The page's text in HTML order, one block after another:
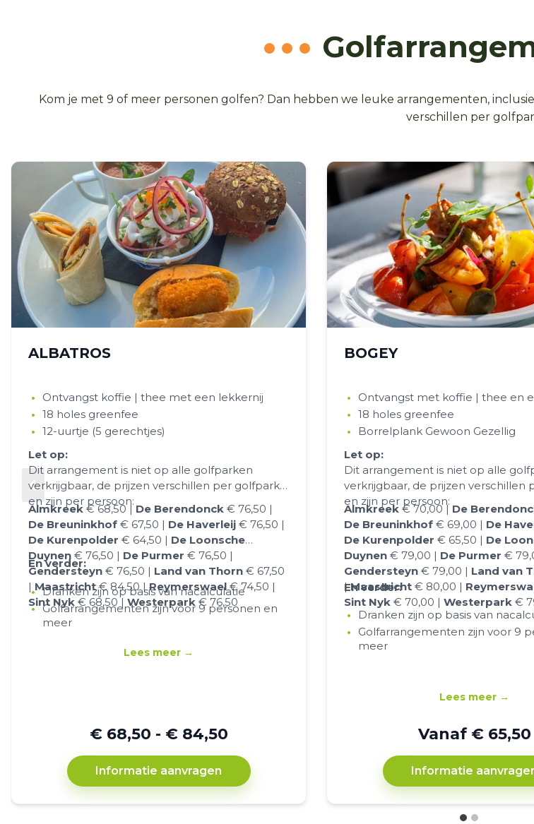
Kom je met 9 of meer personen golfen? Dan hebben we leuke arrangementen,
verschillen per
ALBATROS
Ontvangst koffie | thee met een lekkernij
18 holes greenfee
12-uurtje (5 gerechtjes)
Let op:
Dit arrangement is niet op alle golfparken
verkrijgbaar, de prijzen verschillen per golfpark
en zijn per persoon:
Almkreek € 68,50 | De Berendonck € 76,50 |
De Breuninkhof € 67,50 | De Haverleij € 76,50 |
De Kurenpolder € 64,50 | De Loonsche
Duynen € 76,50 | De Purmer € 76,50 |
Gendersteyn € 76,50 | Land van Thorn € 67,50
| Maastricht€ 84,50 | Reymerswael€ 74,50 |
Sint Nyk € 68,50 | Westerpark € 76,50
En verder:
Dranken zijn op basis van nacalculatie
Golfarrangementen zijn voor 9 personen en
meer
Lees meer →
€ 68,50 - € 84,50
Informatie aanvragen
BOGEY
Ontvangst met koffie | thee en
18 holes greenfee
Borrelplank Gewoon Gezellig
Let op:
Dit arrangement is niet op alle
verkrijgbaar, de prijzen verschillen
en zijn per persoon:
Almkreek € 70,00 | De
De Breuninkhof € 69,00 | De
De Kurenpolder € 65,50 | De
Duynen € 79,00 | De Purmer €
Gendersteyn € 79,00 | Land van
|Maastricht € 80,00 |
Sint Nyk € 70,00 |Westerpark €
En verder:
Dranken zijn op basis van
Golfarrangementen zijn voor 9
meer
Lees meer →
Vanaf € 65,50
Informatie